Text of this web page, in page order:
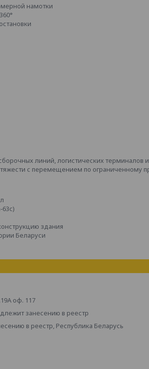
намотки
линий, логистических терминалов и
с перемещением по ограниченному
здания
Беларуси
оф. 117
занесению в реестр
в реестр, Республика Беларусь